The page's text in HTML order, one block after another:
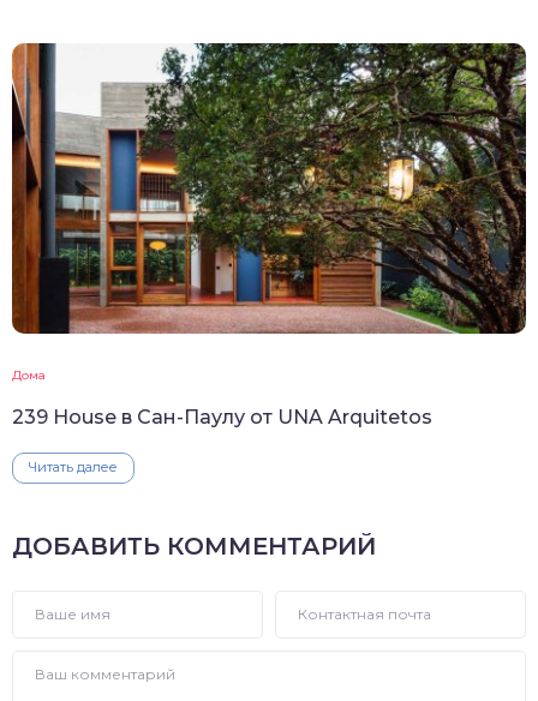
Дома
239 House в Сан-Паулу от UNA Arquitetos
Читать далее
ДОБАВИТЬ КОММЕНТАРИЙ